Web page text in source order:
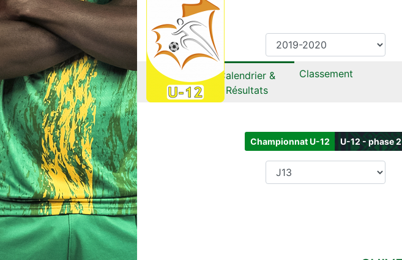
Calendrier &
Résultats
Classement
Championnat U-12 U-12 - phase 2